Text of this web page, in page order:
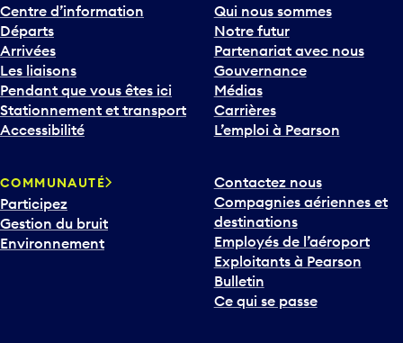
Centre d’information
Départs
Arrivées
Les liaisons
Pendant que vous êtes ici
Stationnement et transport
Accessibilité
Qui nous sommes
Notre futur
Partenariat avec nous
Gouvernance
Médias
Carrières
L’emploi à Pearson
COMMUNAUTÉ
Participez
Gestion du bruit
Environnement
Contactez nous
Compagnies aériennes et
destinations
Employés de l’aéroport
Exploitants à Pearson
Bulletin
Ce qui se passe